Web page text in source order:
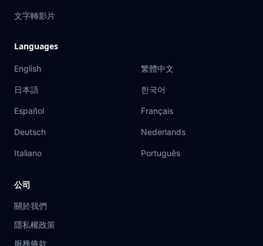
文字轉影片
Languages
English 繁體中文
日本語 한국어
Español Français
Deutsch Nederlands
Italiano Português
公司
關於我們
隱私權政策
服務條款